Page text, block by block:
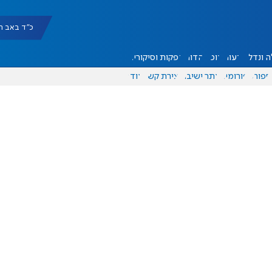
כ"ד באב תשפ"ו
ונדל"ן דעות אוכל יהדות הפקות וסיקורים
ספורט פורומים אתר ישיבה יצירת קשר עוד